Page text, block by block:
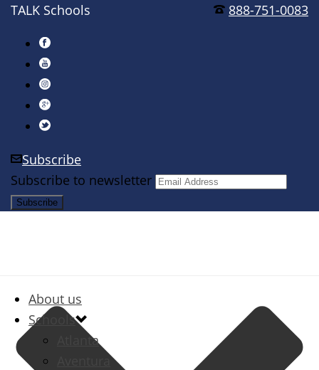
888-751-0083
TALK Schools
Subscribe
Subscribe to newsletter
About us
Schools
Atlanta
Aventura